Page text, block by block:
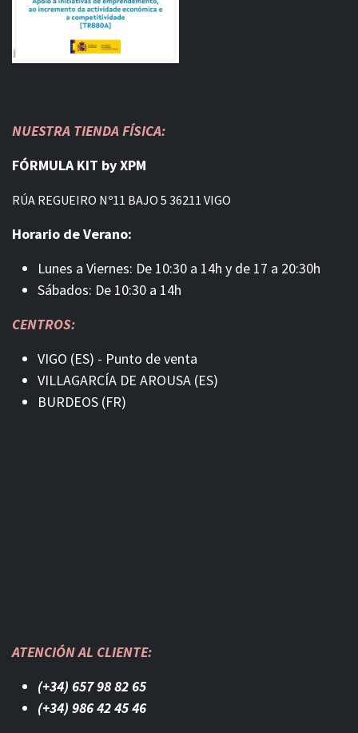
NUESTRA TIENDA FÍSICA:
FÓRMULA KIT by XPM
RÚA REGUEIRO Nº11 BAJO 5 36211 VIGO
Horario de Verano:
Lunes a Viernes: De 10:30 a 14h y de 17 a 20:30h
Sábados: De 10:30 a 14h
CENTROS:
VIGO (ES) - Punto de venta
VILLAGARCÍA DE AROUSA (ES)
BURDEOS (FR)
ATENCIÓN AL CLIENTE:
(+34) 657 98 82 65
(+34) 986 42 45 46​